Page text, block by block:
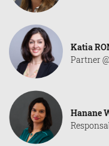
Katia
Partner
Hanane